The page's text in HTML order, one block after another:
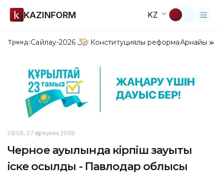
KAZINFORM KZ
Тренд:Сайлау-2026 Конституциялық реформаАрнайы
08:56, 07 Қыркүйек 2009
Черное ауылында кірпіш зауыты
іске қосылды - Павлодар облысы